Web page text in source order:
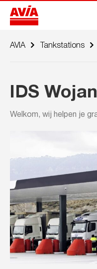
AVIA Tankstations
IDS
Welkom, wij helpen je